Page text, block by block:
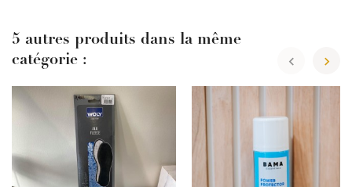
5 autres produits dans la même
catégorie :